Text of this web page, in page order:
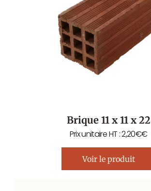
Brique 11 x 11 x 22
Prix unitaire HT : 2,20€€
Voir le produit